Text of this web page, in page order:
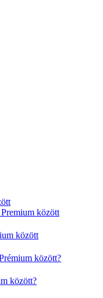
között
között
között?
között?